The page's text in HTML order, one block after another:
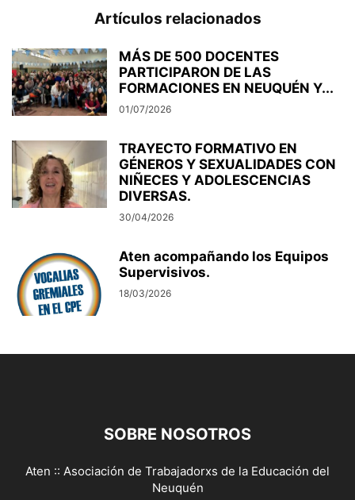
Artículos relacionados
MÁS DE 500 DOCENTES
PARTICIPARON DE LAS
FORMACIONES EN NEUQUÉN Y...
01/07/2026
TRAYECTO FORMATIVO EN
GÉNEROS Y SEXUALIDADES CON
NIÑECES Y ADOLESCENCIAS
DIVERSAS.
30/04/2026
Aten acompañando los Equipos
Supervisivos.
18/03/2026
SOBRE NOSOTROS
Aten :: Asociación de Trabajadorxs de la Educación del
Neuquén